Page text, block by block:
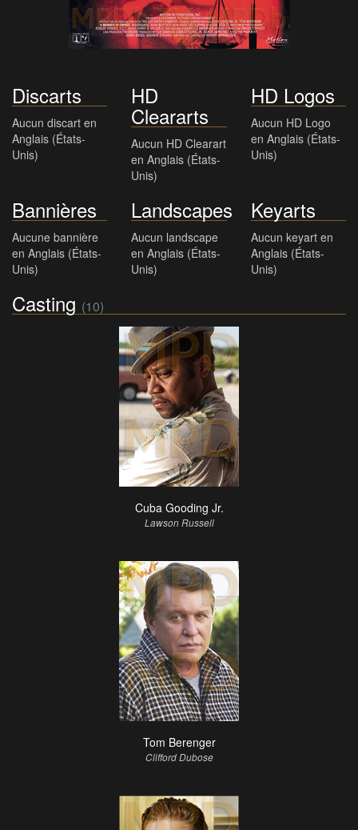
Discarts
Aucun discart en
Anglais (États-
Unis)
HD
Cleararts
Aucun HD Clearart
en Anglais (États-
Unis)
HD Logos
Aucun HD Logo
en Anglais (États-
Unis)
Bannières
Aucune bannière
en Anglais (États-
Unis)
Landscapes
Aucun landscape
en Anglais (États-
Unis)
Keyarts
Aucun keyart en
Anglais (États-
Unis)
Casting (10)
Cuba Gooding Jr.
Lawson Russell
Tom Berenger
Clifford Dubose